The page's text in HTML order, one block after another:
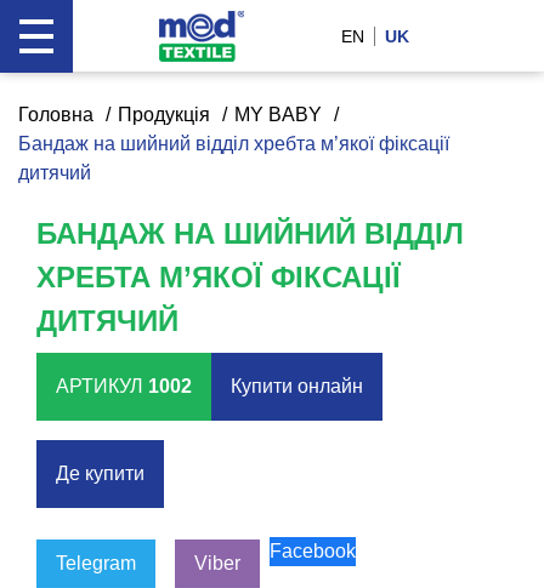
EN UK
Головна Продукція
MY BABY
Бандаж на шийний відділ хребта м’якої фіксації
дитячий
БАНДАЖ НА ШИЙНИЙ ВІДДІЛ
ХРЕБТА М’ЯКОЇ ФІКСАЦІЇ
ДИТЯЧИЙ
АРТИКУЛ 1002 Купити онлайн
Де купити
Telegram Viber
Facebook